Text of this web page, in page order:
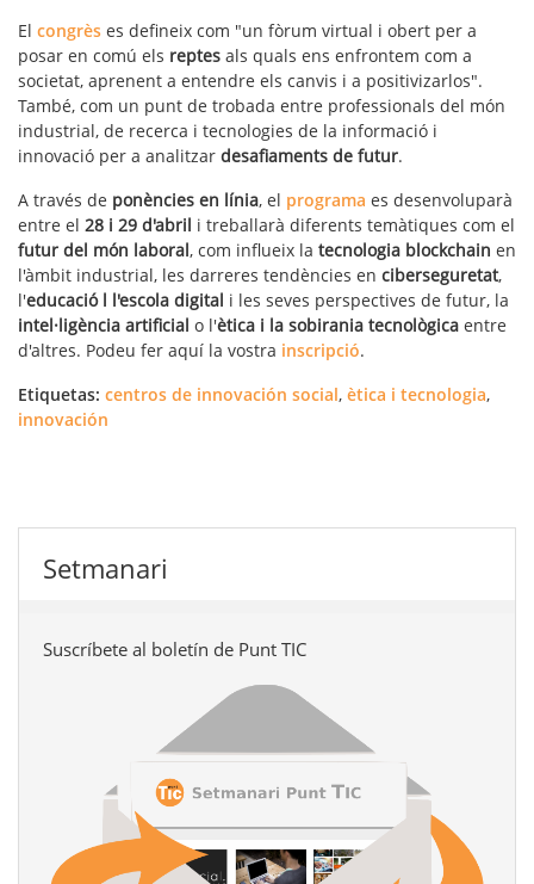
El congrès es defineix com "un fòrum virtual i obert per a
posar en comú els reptes als quals ens enfrontem com a
societat, aprenent a entendre els canvis i a positivizarlos".
També, com un punt de trobada entre professionals del món
industrial, de recerca i tecnologies de la informació i
innovació per a analitzar desafiaments de futur.
A través de ponències en línia, el programa es desenvoluparà
entre el 28 i 29 d'abril i treballarà diferents temàtiques com el
futur del món laboral, com influeix la tecnologia blockchain en
l'àmbit industrial, les darreres tendències en ciberseguretat,
l'educació l l'escola digital i les seves perspectives de futur, la
intel·ligència artificial o l'ètica i la sobirania tecnològica entre
d'altres. Podeu fer aquí la vostra inscripció.
Etiquetas: centros de innovación social, ètica i tecnologia,
innovación
Setmanari
Suscríbete al boletín de Punt TIC